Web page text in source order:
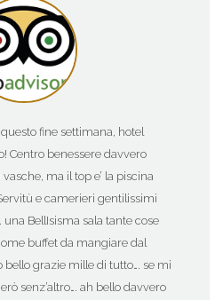
fine settimana, hotel
Centro benessere davvero
ma il top e’ la piscina
e camerieri gentilissimi
una BellIsisma sala tante cose
buffet da mangiare dal
bello grazie mille di tutto…. se mi
senz’altro…. ah bello davvero